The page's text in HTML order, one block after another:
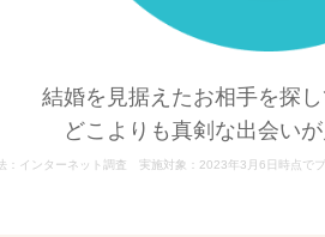
結婚を見据えたお相手を探し
どこよりも真剣な出会いが
：インターネット調査 実施対象：2023年3月6日時点で